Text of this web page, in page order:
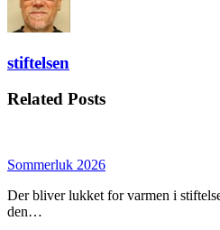
stiftelsen
Related Posts
Sommerluk 2026
Der bliver lukket for varmen i
den…